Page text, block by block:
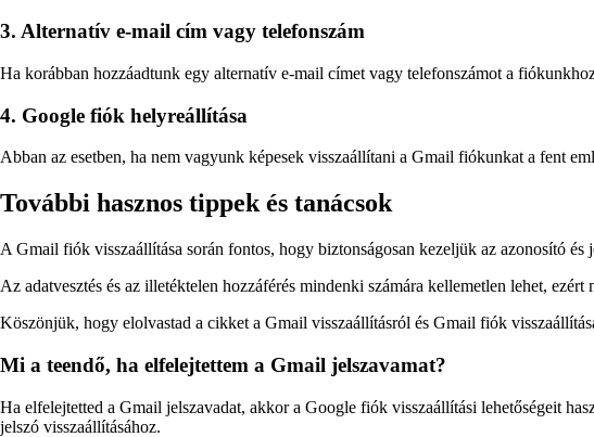
3. Alternatív e-mail cím vagy telefonszám
Ha korábban hozzáadtunk egy alternatív e-mail címet vagy telefonszámot a
4. Google fiók helyreállítása
Abban az esetben, ha nem vagyunk képesek visszaállítani a Gmail fiókunkat a fent
További hasznos tippek és tanácsok
A Gmail fiók visszaállítása során fontos, hogy biztonságosan kezeljük az azonosító
Az adatvesztés és az illetéktelen hozzáférés mindenki számára kellemetlen lehet,
Köszönjük, hogy elolvastad a cikket a Gmail visszaállításról és Gmail fiók
Mi a teendő, ha elfelejtettem a Gmail jelszavamat?
Ha elfelejtetted a Gmail jelszavadat, akkor a Google fiók visszaállítási lehetőségeit
jelszó visszaállításához.